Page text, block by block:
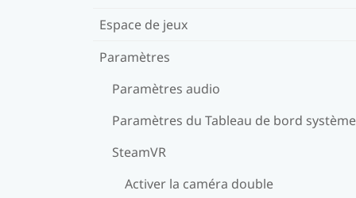
Espace de jeux
Paramètres
Paramètres audio
Paramètres du Tableau de bord système
SteamVR
Activer la caméra double